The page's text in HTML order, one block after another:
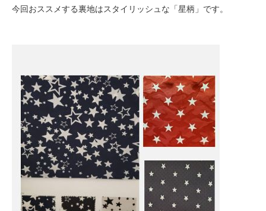
今回おススメする裏地はスタイリッシュな「星柄」です。